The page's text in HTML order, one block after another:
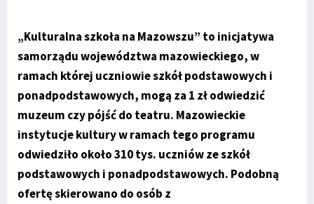
„Kulturalna szkoła na Mazowszu” to inicjatywa
samorządu województwa mazowieckiego, w
ramach której uczniowie szkół podstawowych i
ponadpodstawowych, mogą za 1 zł odwiedzić
muzeum czy pójść do teatru. Mazowieckie
instytucje kultury w ramach tego programu
odwiedziło około 310 tys. uczniów ze szkół
podstawowych i ponadpodstawowych. Podobną
ofertę skierowano do osób z